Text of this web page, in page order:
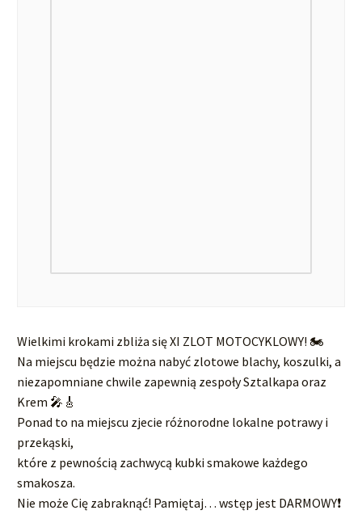
Wielkimi krokami zbliża się XI ZLOT MOTOCYKLOWY! 🏍️
Na miejscu będzie można nabyć zlotowe blachy, koszulki, a
niezapomniane chwile zapewnią zespoły Sztalkapa oraz
Krem 🎤🎸
Ponad to na miejscu zjecie różnorodne lokalne potrawy i
przekąski,
które z pewnością zachwycą kubki smakowe każdego
smakosza.
Nie może Cię zabraknąć! Pamiętaj… wstęp jest DARMOWY❗️